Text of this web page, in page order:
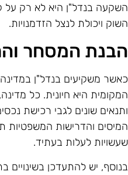
בנדל"ן היא לא רק על
ויכולת לנצל הזדמנויות.
המסחר
משקיעים בנדל"ן
היא חיונית. כל
שונים לגבי רכישת
והדרישות המשפטיות
לעלות בעתיד.
יש להתעדכן בשינויים